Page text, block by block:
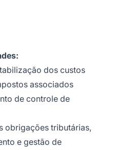
dos custos
associados
de controle de
tributárias,
e gestão de